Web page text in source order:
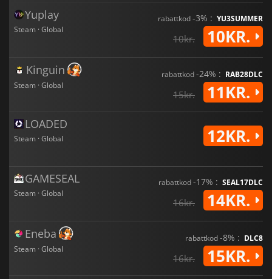
Yuplay
Steam · Global
rabattkod-3% : YU3SUMMER
10kr. 10KR.
Kinguin
Steam · Global
rabattkod-24% : RAB28DLC
15kr. 11KR.
LOADED
Steam · Global 12KR.
GAMESEAL
Steam · Global
rabattkod-17% : SEAL17DLC
16kr. 14KR.
Eneba
Steam · Global
rabattkod-8% : DLC8
16kr. 15KR.